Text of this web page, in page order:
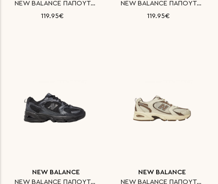
NEW BALANCE ΠΑΠΟΥΤΣΙ CLASSICS
119.95€
NEW BALANCE ΠΑΠΟΥΤΣΙ CLASSICS
119.95€
NEW BALANCE
NEW BALANCE ΠΑΠΟΥΤΣΙ CLASSICS
NEW BALANCE
NEW BALANCE ΠΑΠΟΥΤΣΙ CLASSICS